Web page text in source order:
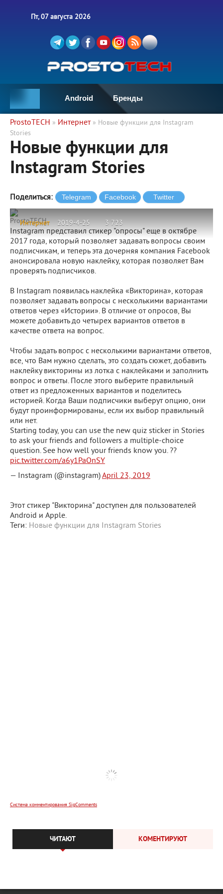
Пт, 07 августа 2026
Android Бренды
ProstoTECH » Интернет» Новые функции для Instagram
Stories
Новые функции для
Instagram Stories
Поделиться:
Интернет 2019-4-25 3 723
ProstoTECH
Instagram представил стикер "опросы" еще в октябре
2017 года, который позволяет задавать вопросы своим
подписчикам, и теперь эта дочерняя компания Facebook
анонсировала новую наклейку, которая позволяет Вам
проверять подписчиков.
В Instagram появилась наклейка «Викторина», которая
позволяет задавать вопросы с несколькими вариантами
ответов через «Истории». В отличие от опросов, Вы
можете добавить до четырех вариантов ответов в
качестве ответа на вопрос.
Чтобы задать вопрос с несколькими вариантами ответов,
все, что Вам нужно сделать, это создать сюжет, добавить
наклейку викторины из лотка с наклейками и заполнить
вопрос и ответы. После этого выберите правильный
ответ из предложенных вариантов и поделитесь
историей. Когда Ваши подписчики выберут опцию, они
будут проинформированы, если их выбор правильный
или нет.
Starting today, you can use the new quiz sticker in Stories
to ask your friends and followers a multiple-choice
question. See how well your friends know you. ??
pic.twitter.com/a6y1PaOnSY
— Instagram (@instagram)April 23, 2019
Этот стикер "Викторина" доступен для пользователей
Android и Apple.
Теги: Новые функции для Instagram Stories
Система комментирования SigComments
ЧИТАЮТ КОМЕНТИРУЮТ